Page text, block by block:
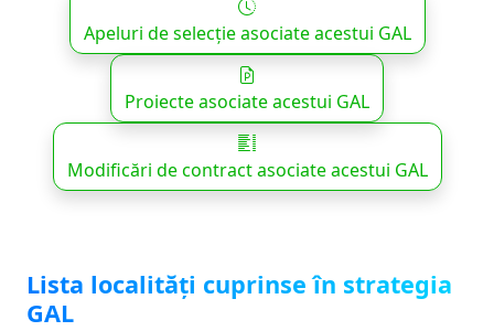
Apeluri de selecție asociate acestui GAL
Proiecte asociate acestui GAL
Modificări de contract asociate acestui GAL
Lista localități cuprinse în strategia
GAL